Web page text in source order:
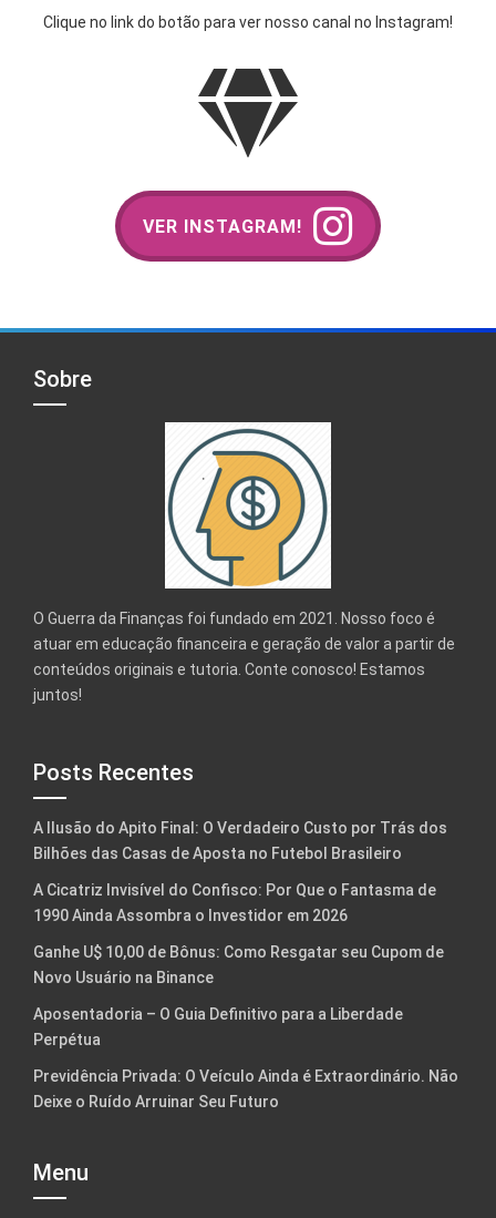
Clique no link do botão para ver nosso canal no Instagram!
VER INSTAGRAM!
Sobre
O Guerra da Finanças foi fundado em 2021. Nosso foco é
atuar em educação financeira e geração de valor a partir de
conteúdos originais e tutoria. Conte conosco! Estamos
juntos!
Posts Recentes
A Ilusão do Apito Final: O Verdadeiro Custo por Trás dos
Bilhões das Casas de Aposta no Futebol Brasileiro
A Cicatriz Invisível do Confisco: Por Que o Fantasma de
1990 Ainda Assombra o Investidor em 2026
Ganhe U$ 10,00 de Bônus: Como Resgatar seu Cupom de
Novo Usuário na Binance
Aposentadoria – O Guia Definitivo para a Liberdade
Perpétua
Previdência Privada: O Veículo Ainda é Extraordinário. Não
Deixe o Ruído Arruinar Seu Futuro
Menu